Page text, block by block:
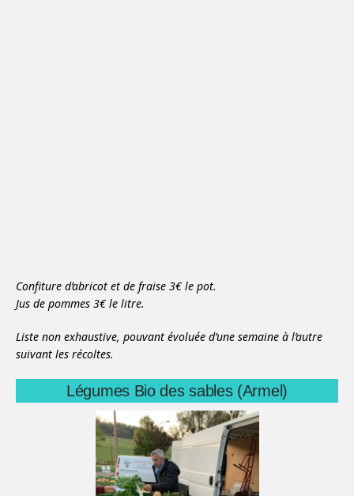
Confiture d’abricot et de fraise 3€ le pot.
Jus de pommes 3€ le litre.
Liste non exhaustive, pouvant évoluée d’une semaine à l’autre
suivant les récoltes.
Légumes Bio des sables (Armel)